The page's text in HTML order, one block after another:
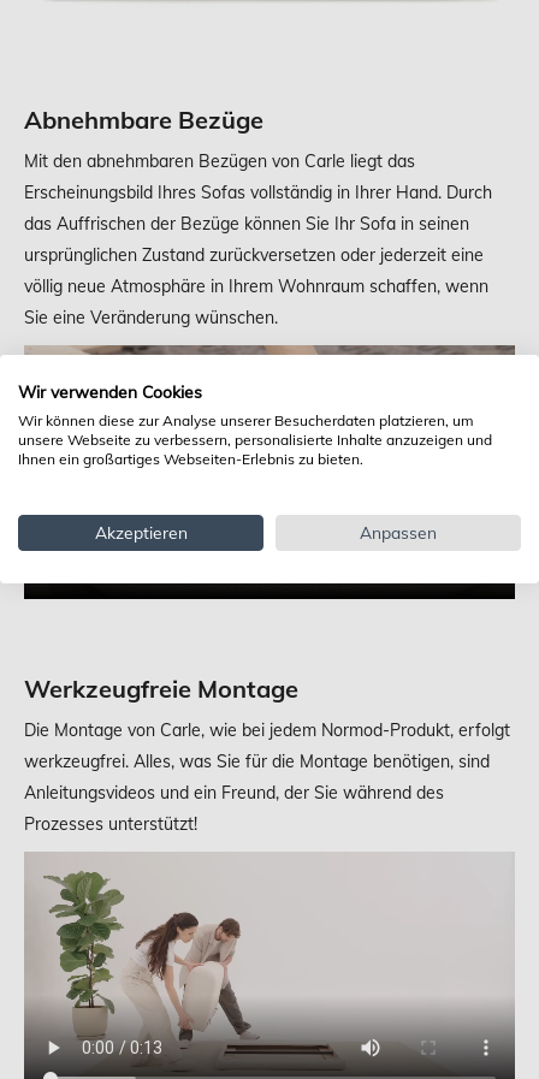
Abnehmbare Bezüge
Mit den abnehmbaren Bezügen von Carle liegt das
Erscheinungsbild Ihres Sofas vollständig in Ihrer Hand. Durch
das Auffrischen der Bezüge können Sie Ihr Sofa in seinen
ursprünglichen Zustand zurückversetzen oder jederzeit eine
völlig neue Atmosphäre in Ihrem Wohnraum schaffen, wenn
Sie eine Veränderung wünschen.
Werkzeugfreie Montage
Die Montage von Carle, wie bei jedem Normod-Produkt, erfolgt
werkzeugfrei. Alles, was Sie für die Montage benötigen, sind
Anleitungsvideos und ein Freund, der Sie während des
Prozesses unterstützt!
Wir verwenden Cookies
Wir können diese zur Analyse unserer Besucherdaten platzieren, um
unsere Webseite zu verbessern, personalisierte Inhalte anzuzeigen und
Ihnen ein großartiges Webseiten-Erlebnis zu bieten.
Akzeptieren Anpassen